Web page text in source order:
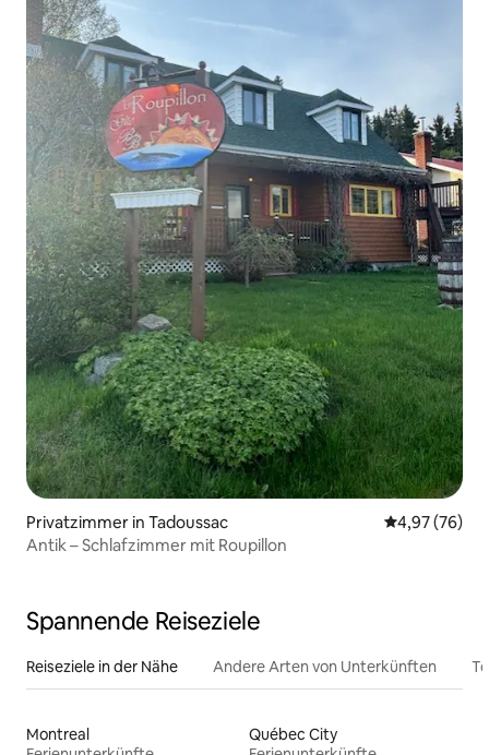
Privatzimmer in Tadoussac
4,97 (76)
Antik – Schlafzimmer mit Roupillon
Spannende Reiseziele
Reiseziele in der Nähe Andere Arten von Unterkünften
Montreal
Québec City